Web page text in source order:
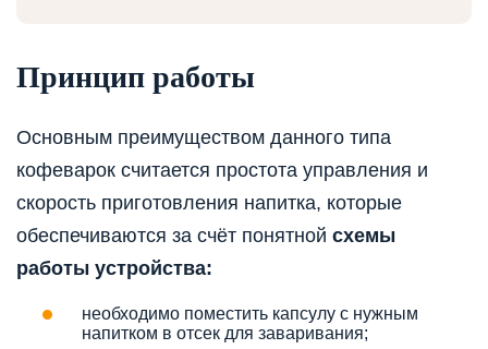
Принцип работы
Основным преимуществом данного типа
кофеварок считается простота управления и
скорость приготовления напитка, которые
обеспечиваются за счёт понятной схемы
работы устройства:
необходимо поместить капсулу с нужным
напитком в отсек для заваривания;